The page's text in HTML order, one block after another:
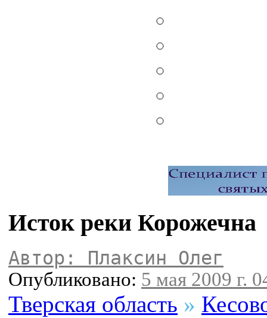
Исток реки Корожечна
Автор: Плаксин Олег
Опубликовано: 5 мая 2009 г.
Тверская область »